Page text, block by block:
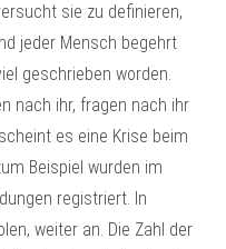
sie zu definieren,
jeder Mensch begehrt
geschrieben worden.
nach ihr, fragen nach ihr
es eine Krise beim
Beispiel wurden im
registriert. In
weiter an. Die Zahl der